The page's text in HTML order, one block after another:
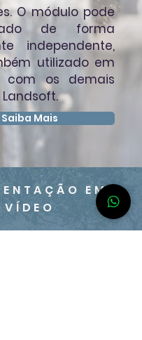
O módulo pode
de forma
independente,
utilizado em
com os demais
Saiba Mais
EM
VÍDEO